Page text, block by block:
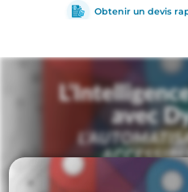
Obtenir un devis